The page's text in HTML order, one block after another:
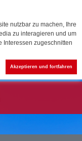
nutzbar zu machen, Ihre
zu interagieren und um
Interessen zugeschnitten
Akzeptieren und fortfahren